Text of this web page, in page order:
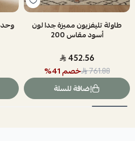
طاولة تليفزيون مميزة جدا لون
أسود مقاس 200
452.56
761.88 خصم41
%
إضافة للسلة